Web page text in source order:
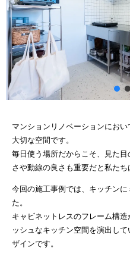
新築注文住宅
リノベーション
リフォーム
施工事例
お家づくりの流れ
会社概要
イベント情報
VOICE【お客様の声】
お打ち合わせスペース
よくあるご質問
プライバシーポリシー
マンションリノベーションにお
大切な空間です。
毎日使う場所だからこそ、見た
さや動線の良さも重要だと私たち
今回の施工事例では、キッチン
た。
キャビネットレスのフレーム構
ッシュなキッチン空間を演出し
ザインです。